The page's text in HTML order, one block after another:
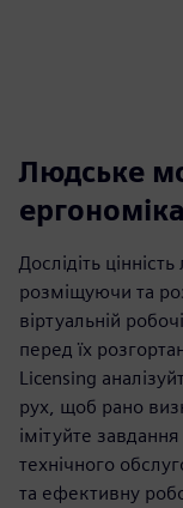
Людське
ергономіка
Дослідіть
розміщуючи та
віртуальній
перед їх
Licensing
рух, щоб рано
імітуйте
технічного
та ефективну